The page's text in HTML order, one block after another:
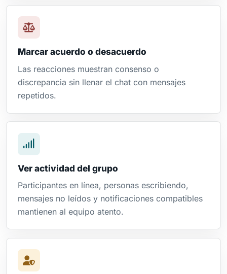
Marcar acuerdo o desacuerdo
Las reacciones muestran consenso o
discrepancia sin llenar el chat con mensajes
repetidos.
Ver actividad del grupo
Participantes en línea, personas escribiendo,
mensajes no leídos y notificaciones compatibles
mantienen al equipo atento.